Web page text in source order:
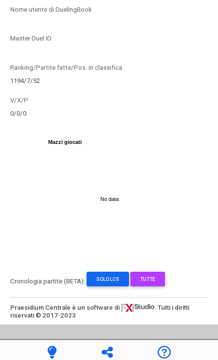
Nome utente di DuelingBook
Master Duel ID
Ranking/Partite fatte/Pos. in classifica
1194/7/52
V/X/P
0/0/0
Mazzi giocati
No data
Cronologia partite (BETA): SOLO LCS TUTTE
Praesidium Centrale è un software di
. Tutti i diritti
riservati © 2017-2023